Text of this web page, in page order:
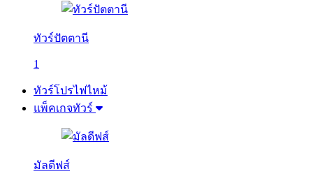
ทัวร์ปัตตานี
1
ทัวร์โปรไฟไหม้
แพ็คเกจทัวร์
มัลดีฟส์